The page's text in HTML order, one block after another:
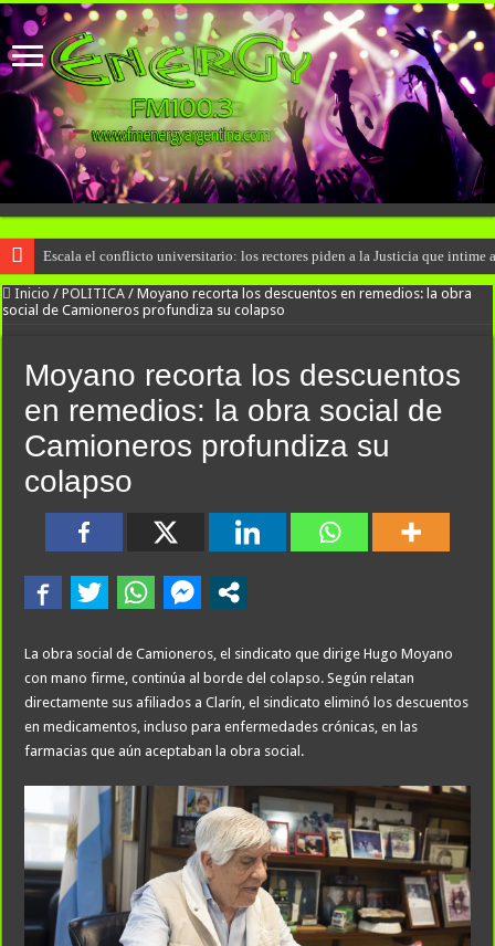
Escala el conflicto universitario: los rectores piden a la Justicia que
Inicio / POLITICA / Moyano recorta los descuentos en remedios: la obra
social de Camioneros profundiza su colapso
Moyano recorta los descuentos
en remedios: la obra social de
Camioneros profundiza su
colapso
La obra social de Camioneros, el sindicato que dirige Hugo Moyano
con mano firme, continúa al borde del colapso. Según relatan
directamente sus afiliados a Clarín, el sindicato eliminó los descuentos
en medicamentos, incluso para enfermedades crónicas, en las
farmacias que aún aceptaban la obra social.